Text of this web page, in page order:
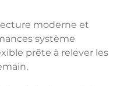
moderne et
système
prête à relever les